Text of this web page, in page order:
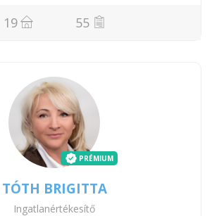
19 55
PRÉMIUM
TÓTH BRIGITTA
Ingatlanértékesítő